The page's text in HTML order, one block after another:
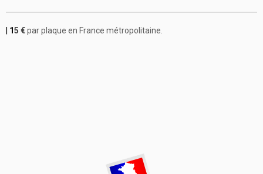
15 €par plaque en France métropolitaine.